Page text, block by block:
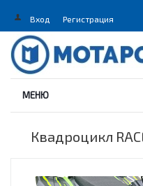
Вход Регистрация
МЕНЮ
Квадроцикл